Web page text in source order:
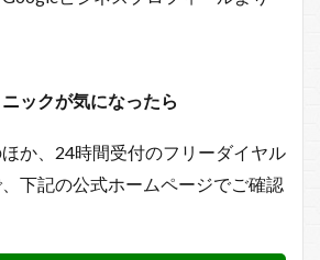
ックが気になったら
か、24時間受付のフリーダイヤル
下記の公式ホームページでご確認